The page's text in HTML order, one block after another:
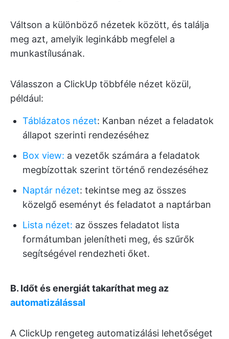
Váltson a különböző nézetek között, és találja
meg azt, amelyik leginkább megfelel a
munkastílusának.
Válasszon a ClickUp többféle nézet közül,
például:
Táblázatos nézet: Kanban nézet a feladatok
állapot szerinti rendezéséhez
Box view: a vezetők számára a feladatok
megbízottak szerint történő rendezéséhez
Naptár nézet: tekintse meg az összes
közelgő eseményt és feladatot a naptárban
Lista nézet: az összes feladatot lista
formátumban jelenítheti meg, és szűrők
segítségével rendezheti őket.
B. Időt és energiát takaríthat meg az
automatizálással
A ClickUp rengeteg automatizálási lehetőséget